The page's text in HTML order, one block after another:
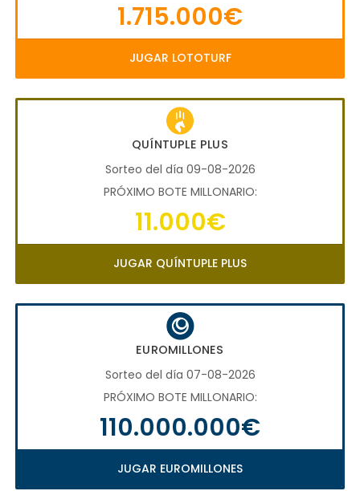
1.715.000€
JUGAR LOTOTURF
QUÍNTUPLE PLUS
Sorteo del día 09-08-2026
PRÓXIMO BOTE MILLONARIO:
11.000€
JUGAR QUÍNTUPLE PLUS
EUROMILLONES
Sorteo del día 07-08-2026
PRÓXIMO BOTE MILLONARIO:
110.000.000€
JUGAR EUROMILLONES